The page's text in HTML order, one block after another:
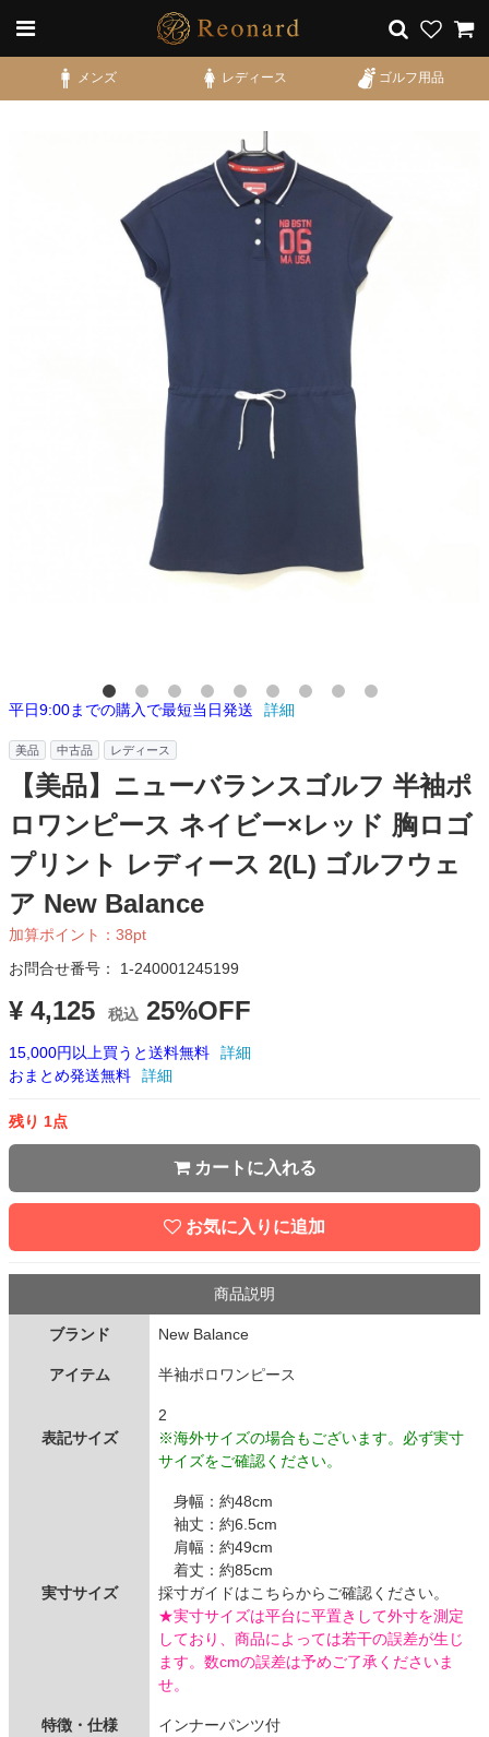
メンズ レディース ゴルフ用品
平日9:00までの購入で最短当日発送 詳細
美品 中古品 レディース
【美品】ニューバランスゴルフ 半袖ポ
ロワンピース ネイビー×レッド 胸ロゴ
プリント レディース 2(L) ゴルフウェ
ア New Balance
加算ポイント： 38pt
お問合せ番号： 1-240001245199
¥ 4,125 税込 25%OFF
15,000円以上買うと送料無料
詳細
おまとめ発送無料
詳細
残り 1点
カートに入れる
お気に入りに追加
商品説明
ブランド New Balance
アイテム 半袖ポロワンピース
表記サイズ
2
※海外サイズの場合もございます。必ず実寸
サイズをご確認ください。
実寸サイズ
身幅：約48cm
袖丈：約6.5cm
肩幅：約49cm
着丈：約85cm
採寸ガイドはこちらからご確認ください。
★実寸サイズは平台に平置きして外寸を測定
しており、商品によっては若干の誤差が生じ
ます。数cmの誤差は予めご了承くださいま
せ。
特徴・仕様 インナーパンツ付